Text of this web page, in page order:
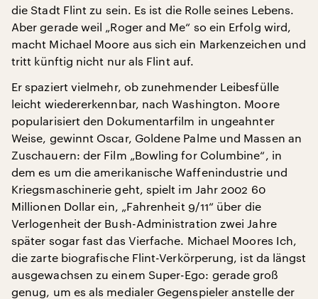
die Stadt Flint zu sein. Es ist die Rolle seines Lebens.
Aber gerade weil „Roger and Me“ so ein Erfolg wird,
macht Michael Moore aus sich ein Markenzeichen und
tritt künftig nicht nur als Flint auf.
Er spaziert vielmehr, ob zunehmender Leibesfülle
leicht wiedererkennbar, nach Washington. Moore
popularisiert den Dokumentarfilm in ungeahnter
Weise, gewinnt Oscar, Goldene Palme und Massen an
Zuschauern: der Film „Bowling for Columbine“, in
dem es um die amerikanische Waffenindustrie und
Kriegsmaschinerie geht, spielt im Jahr 2002 60
Millionen Dollar ein, „Fahrenheit 9/11“ über die
Verlogenheit der Bush-Administration zwei Jahre
später sogar fast das Vierfache. Michael Moores Ich,
die zarte biografische Flint-Verkörperung, ist da längst
ausgewachsen zu einem Super-Ego: gerade groß
genug, um es als medialer Gegenspieler anstelle der